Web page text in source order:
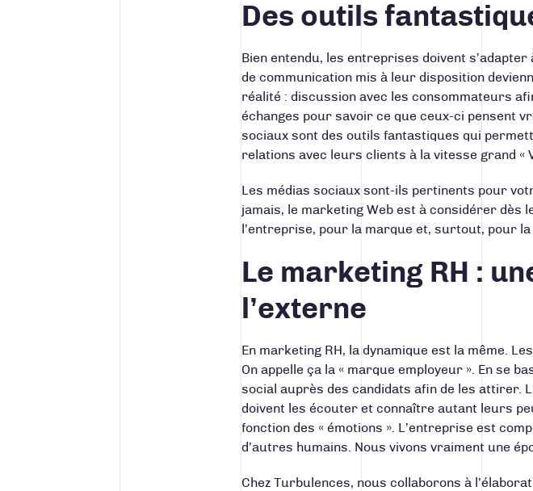
Des outils
Bien entendu, les entreprises doivent
de communication mis à leur disposition
réalité : discussion avec les consommateurs
échanges pour savoir ce que ceux-ci pensent
sociaux sont des outils fantastiques qui
relations avec leurs clients à la vitesse grand « V
Les médias sociaux sont-ils pertinents pour
jamais, le marketing Web est à considérer dès
l’entreprise, pour la marque et, surtout, pour
Le marketing RH :
l’externe
En marketing RH, la dynamique est la même.
On appelle ça la « marque employeur ». En se
social auprès des candidats afin de les attirer.
doivent les écouter et connaître autant leurs
fonction des « émotions ». L’entreprise est
d’autres humains. Nous vivons vraiment une
Chez Turbulences, nous collaborons à